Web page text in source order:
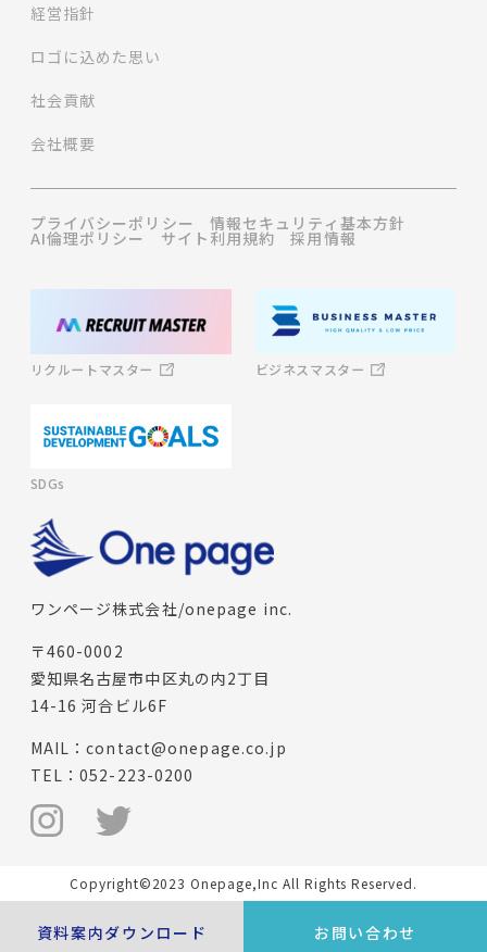
資料案内ダウンロード お問い合わせ
経営指針
ロゴに込めた思い
社会貢献
会社概要
プライバシーポリシー 情報セキュリティ基本方針
AI倫理ポリシー サイト利用規約 採用情報
ワンページ株式会社/onepage inc.
〒460-0002
愛知県名古屋市中区丸の内2丁目
14-16 河合ビル6F
MAIL：contact@onepage.co.jp
TEL：052-223-0200
リクルートマスター ビジネスマスター
SDGs
Copyright©2023 Onepage,Inc All Rights Reserved.